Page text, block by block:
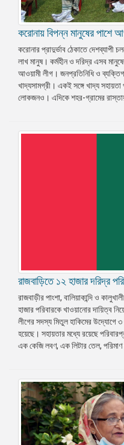
করোনায় বিপন্ন মানুষের পাশে
করোনার প্রাদুর্ভাব ঠেকাতে দেশব্যাপী
লাখ মানুষ। কর্মহীন ও দরিদ্র এসব
আওয়ামী লীগ। জনপ্রতিনিধি ও
খাদ্যসামগ্রী। একই সঙ্গে খাদ্য সহায়তা
লোকজনও। এদিকে শহর-গ্রামের রাস্তায়
রাজবাড়িতে ১২ হাজার দরিদ্র
রাজবাড়ীর পাংশা, বালিয়াকান্দি ও
হাজার পরিবারকে খাওয়ানোর দায়িত্ব
লীগের সদস্য মিতুল হাকিমের উদ্যোগে
হয়েছে। সহায়তার মধ্যে রয়েছে
এক কেজি লবণ, এক লিটার তেল, পরিমাণ